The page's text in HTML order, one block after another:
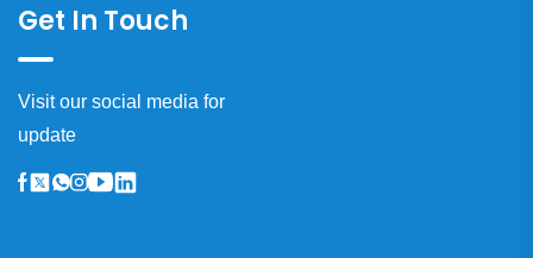
Get In Touch
Visit our social media for
update